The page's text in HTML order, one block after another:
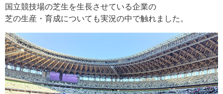
国立競技場の芝生を生長させている企業の
芝の生産・育成についても実況の中で触れました。